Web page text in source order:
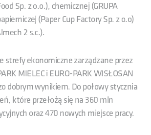
Sp. z o.o.), chemicznej (GRUPA
(Paper Cup Factory Sp. z o.o)
2 s.c.).
strefy ekonomiczne zarządzane przez
MIELEC i EURO-PARK WISŁOSAN
dobrym wynikiem. Do połowy stycznia
które przełożą się na 360 mln
oraz 470 nowych miejsce pracy.